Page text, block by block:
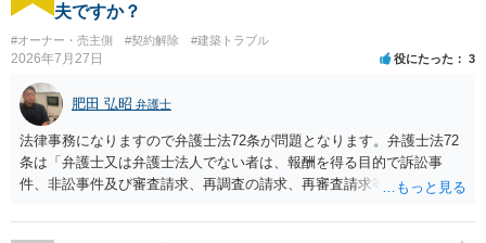
夫ですか？
#オーナー・売主側 #契約解除 #建築トラブル
2026年7月27日 役にたった 3
肥田 弘昭 弁護士
法律事務になりますので弁護士法72条が問題となります。弁護士法72
条は「弁護士又は弁護士法人でない者は、報酬を得る目的で訴訟事
件、非訟事件及び審査請求、再調査の請求、再審査請求等行政庁に対
しくは和解その他の法律事務を取り扱い、又はこれらの周旋をするこ